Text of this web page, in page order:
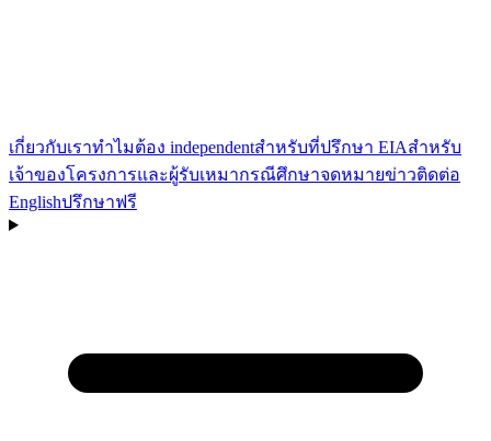
เกี่ยวกับเราทำไมต้อง independentสำหรับที่ปรึกษา EIAสำหรับ
เจ้าของโครงการและผู้รับเหมากรณีศึกษาจดหมายข่าวติดต่อ
Englishปรึกษาฟรี